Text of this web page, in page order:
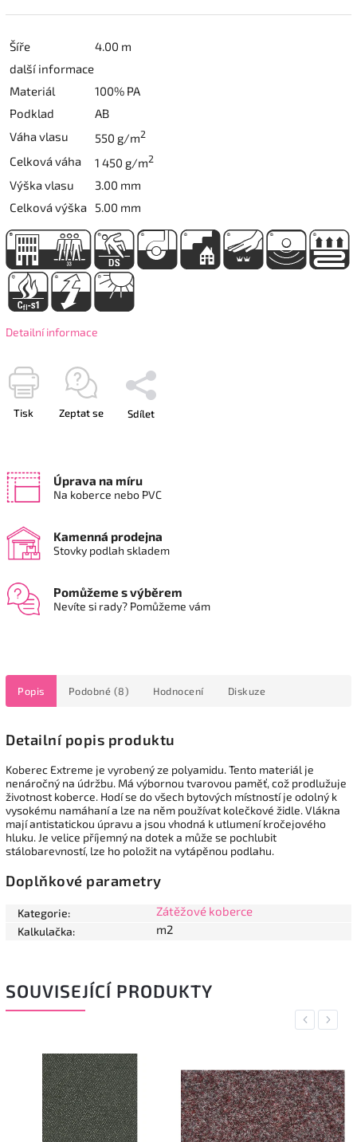
Šíře
4.00 m
další informace
Materiál
100% PA
Podklad
AB
Váha vlasu
550 g/m2
Celková váha 1 450 g/m2
Výška vlasu
3.00 mm
Celková výška
5.00 mm
Detailní informace
Tisk Zeptat se Sdílet
Úprava na míru
Na koberce nebo PVC
Kamenná prodejna
Stovky podlah skladem
Pomůžeme s výběrem
Nevíte si rady? Pomůžeme vám
Popis Podobné (8) Hodnocení Diskuze
Detailní popis produktu
Koberec Extreme je vyrobený ze polyamidu. Tento materiál je
nenáročný na údržbu. Má výbornou tvarovou paměť, což prodlužuje
životnost koberce. Hodí se do všech bytových místností je odolný k
vysokému namáhaní a lze na něm používat kolečkové židle. Vlákna
mají antistatickou úpravu a jsou vhodná k utlumení kročejového
hluku. Je velice příjemný na dotek a může se pochlubit
stálobarevností, lze ho položit na vytápěnou podlahu.
Doplňkové parametry
Kategorie: Zátěžové koberce
Kalkulačka: m2
SOUVISEJÍCÍ PRODUKTY
Previous
Next